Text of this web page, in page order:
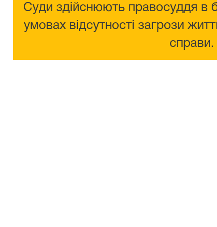
Суди здійснюють правосуддя в
умовах відсутності загрози
справи.